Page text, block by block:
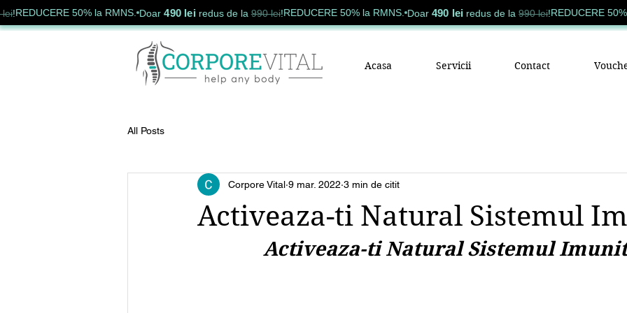
Acasa Servicii Contact
All Posts
Activeaza-ti Natural Sistemul
Corpore Vital 9 mar. 2022 3 min de citit
Activeaza-ti Natural Sistemul
50% la RMNS. Doar490 leiredus de la990 lei!REDUCERE 50% la RMNS. Doar490 leiredus de la990 lei!REDUCERE 50% la